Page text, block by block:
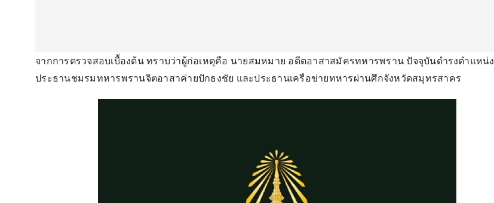
จากการตรวจสอบเบื้องต้น ทราบว่าผู้ก่อเหตุคือ นายสมหมาย อดีตอาสาสมัครทหารพราน ปัจจุบันดำรงตำแหน่ง
ประธานชมรมทหารพรานจิตอาสาค่ายปักธงชัย และประธานเครือข่ายทหารผ่านศึกจังหวัดสมุทรสาคร